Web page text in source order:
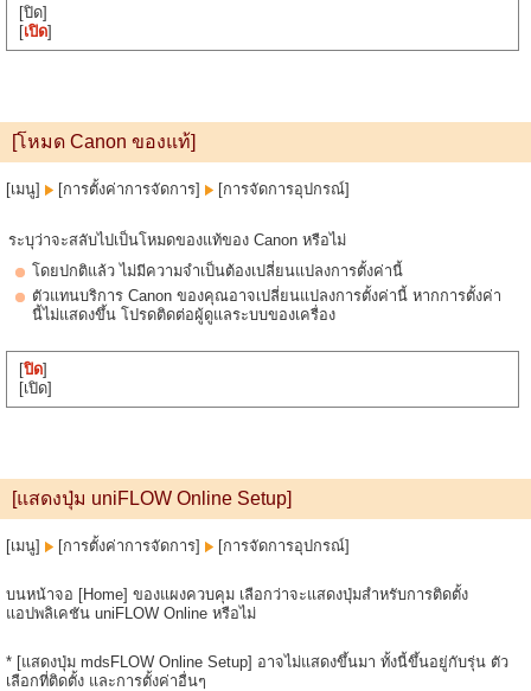
[ปิด]
[เปิด]
[โหมด Canon ของแท้]
[เมนู] [การตั้งค่าการจัดการ] [การจัดการอุปกรณ์]
ระบุว่าจะสลับไปเป็นโหมดของแท้ของ Canon หรือไม่
โดยปกติแล้ว ไม่มีความจำเป็นต้องเปลี่ยนแปลงการตั้งค่านี้
ตัวแทนบริการ Canon ของคุณอาจเปลี่ยนแปลงการตั้งค่านี้ หากการตั้งค่า
นี้ไม่แสดงขึ้น โปรดติดต่อผู้ดูแลระบบของเครื่อง
[ปิด]
[เปิด]
[แสดงปุ่ม uniFLOW Online Setup]
[เมนู] [การตั้งค่าการจัดการ] [การจัดการอุปกรณ์]
บนหน้าจอ [Home] ของแผงควบคุม เลือกว่าจะแสดงปุ่มสำหรับการติดตั้ง
แอปพลิเคชัน uniFLOW Online หรือไม่
* [แสดงปุ่ม mdsFLOW Online Setup] อาจไม่แสดงขึ้นมา ทั้งนี้ขึ้นอยู่กับรุ่น ตัว
เลือกที่ติดตั้ง และการตั้งค่าอื่นๆ